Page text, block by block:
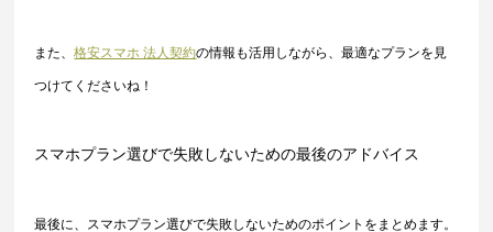
また、格安スマホ 法人契約の情報も活用しながら、最適なプランを見
つけてくださいね！
スマホプラン選びで失敗しないための最後のアドバイス
最後に、スマホプラン選びで失敗しないためのポイントをまとめます。